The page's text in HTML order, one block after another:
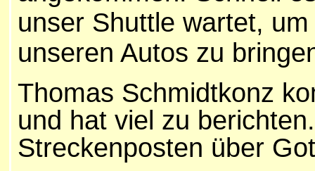
unser Shuttle wartet,
unseren Autos zu
Thomas Schmidtkonz
und hat viel zu
Streckenposten über